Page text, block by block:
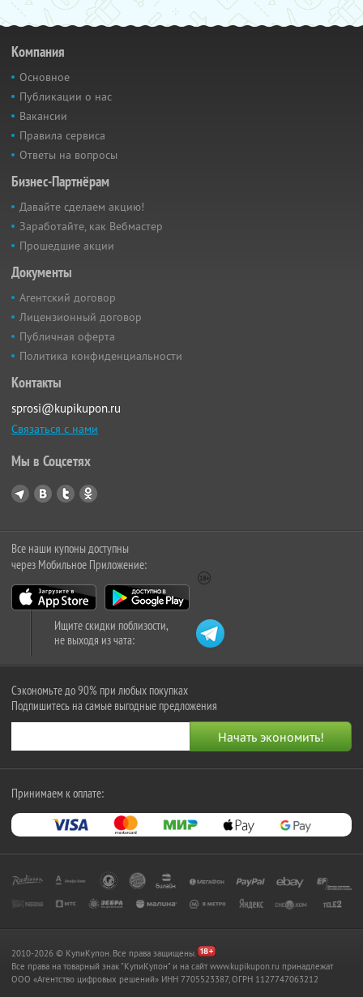
Компания
Основное
Публикации о нас
Вакансии
Правила сервиса
Ответы на вопросы
Бизнес-Партнёрам
Давайте сделаем акцию!
Заработайте, как Вебмастер
Прошедшие акции
Документы
Агентский договор
Лицензионный договор
Публичная оферта
Политика конфиденциальности
Контакты
sprosi@kupikupon.ru
Связаться с нами
Мы в Соцсетях
Все наши купоны доступны
через Мобильное Приложение:
Ищите скидки поблизости,
не выходя из чата:
Сэкономьте до 90% при любых покупках
Подпишитесь на самые выгодные предложения
Принимаем к оплате:
2010-2026 © КупиКупон. Все права защищены.
Все права на товарный знак "КупиКупон" и на сайт www.kupikupon.ru принадлежат
OOO «Агентство цифровых решений» ИНН 7705523387, ОГРН 1127747063212